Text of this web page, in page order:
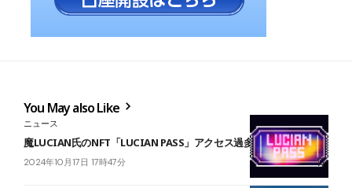
You May also Like
ニュース
魔LUCIAN氏のNFT「LUCIAN PASS」アクセス過多でミント中断
2024年10月17日 17時47分